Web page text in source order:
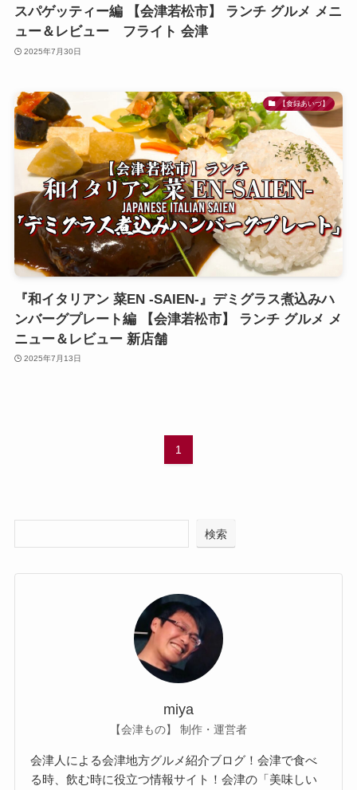
スパゲッティー編 【会津若松市】 ランチ グルメ メニ
ュー＆レビュー フライト 会津
2025年7月30日
【食録あいづ】
『和イタリアン 菜EN -SAIEN-』デミグラス煮込みハ
ンバーグプレート編 【会津若松市】 ランチ グルメ メ
ニュー＆レビュー 新店舗
2025年7月13日
1
検索
miya
【会津もの】 制作・運営者
会津人による会津地方グルメ紹介ブログ！会津で食べ
る時、飲む時に役立つ情報サイト！会津の「美味しい